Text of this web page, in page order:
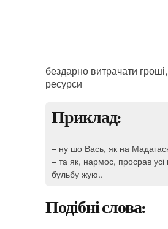
бездарно витрачати
ресурси
Приклад:
– ну шо Вась, як на
– та як, нармос, просрав усі
бульбу жую..
Подібні слова: